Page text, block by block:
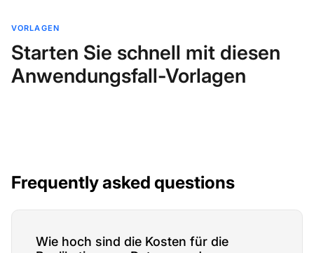
VORLAGEN
Starten Sie schnell mit diesen
Anwendungsfall-Vorlagen
Frequently asked questions
Wie hoch sind die Kosten für die